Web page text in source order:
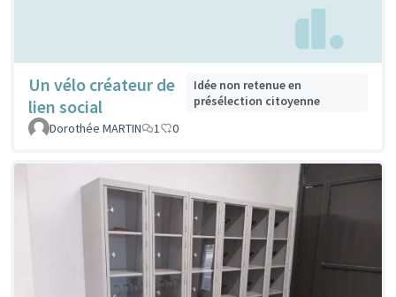
Un vélo créateur de
lien social
Idée non retenue en
présélection citoyenne
Dorothée MARTIN
1 0